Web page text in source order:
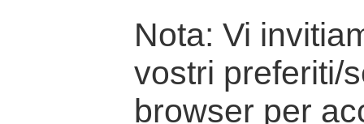
Nota: Vi
vostri preferiti/
browser per